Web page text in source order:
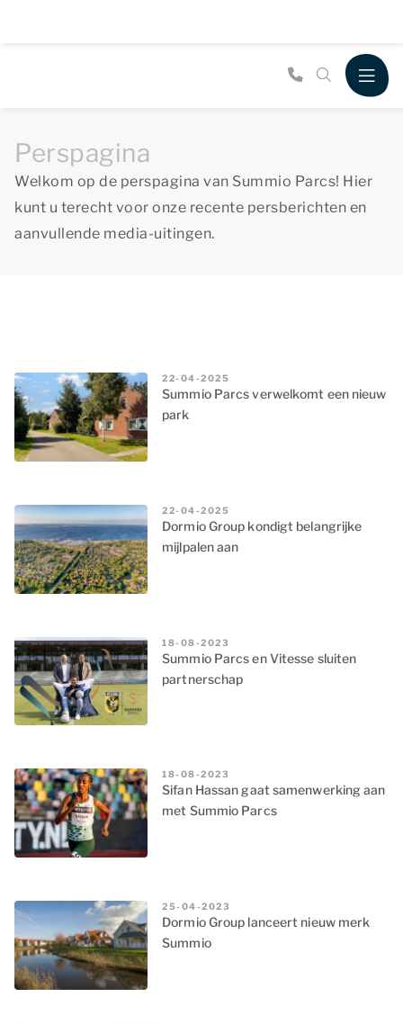
Perspagina
Welkom op de perspagina van Summio Parcs! Hier
kunt u terecht voor onze recente persberichten en
aanvullende media-uitingen.
22-04-2025
Summio Parcs verwelkomt een nieuw
park
22-04-2025
Dormio Group kondigt belangrijke
mijlpalen aan
18-08-2023
Summio Parcs en Vitesse sluiten
partnerschap
18-08-2023
Sifan Hassan gaat samenwerking aan
met Summio Parcs
25-04-2023
Dormio Group lanceert nieuw merk
Summio